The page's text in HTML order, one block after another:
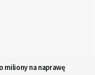
miliony na naprawę